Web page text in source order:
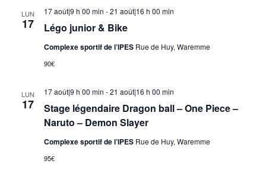
LUN
17 Légo junior & Bike
17 août|9 h 00 min -21 août|16 h 00 min
Complexe sportif de l’IPES Rue de Huy, Waremme
90€
LUN
17
Stage légendaire Dragon ball – One Piece –
Naruto – Demon Slayer
17 août|9 h 00 min -21 août|16 h 00 min
Complexe sportif de l’IPES Rue de Huy, Waremme
95€